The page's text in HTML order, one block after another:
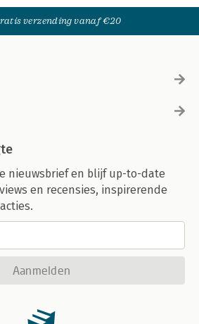
verzending vanaf €20
nieuwsbrief en blijf up-to-date
en recensies, inspirerende
Aanmelden